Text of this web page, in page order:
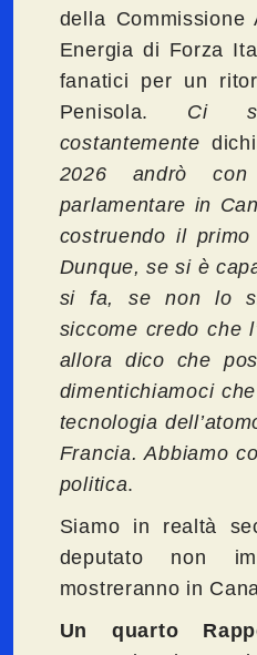
della
Energia di Forza
fanatici per un
Penisola. Ci
costantemente
2026 andrò con
parlamentare in
costruendo il
Dunque, se si è
si fa, se non lo
siccome credo che
allora dico che
dimentichiamoci
tecnologia
Francia. Abbiamo
politica.
Siamo in realtà
deputato non
mostreranno in
Un quarto